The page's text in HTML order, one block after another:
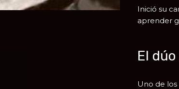
Inició su
aprender
El
Uno de